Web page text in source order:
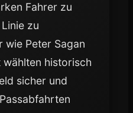
Fahrer zu
zu
wie Peter Sagan
historisch
sicher und